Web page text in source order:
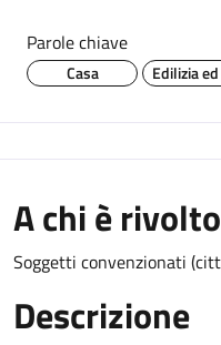
Parole chiave
Casa Edilizia
A chi è rivolto
Soggetti convenzionati
Descrizione